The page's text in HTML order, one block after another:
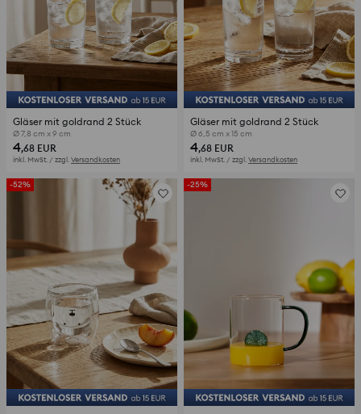
Gläser mit goldrand 2 Stück
Ø 7,8 cm x 9 cm
4,68 EUR
inkl. MwSt. / zzgl. Versandkosten
Gläser mit goldrand 2 Stück
Ø 6,5 cm x 15 cm
4,68 EUR
inkl. MwSt. / zzgl. Versandkosten
-52% -25%